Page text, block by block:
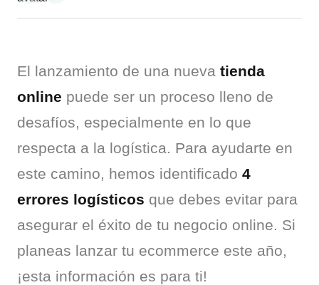
El lanzamiento de una nueva tienda
online puede ser un proceso lleno de
desafíos, especialmente en lo que
respecta a la logística. Para ayudarte en
este camino, hemos identificado 4
errores logísticos que debes evitar para
asegurar el éxito de tu negocio online. Si
planeas lanzar tu ecommerce este año,
¡esta información es para ti!